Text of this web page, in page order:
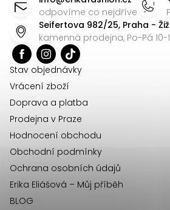
odpovíme co nejdříve
Seifertova 982/25, Praha -
kamenná prodejna, Po-Pá 10-
Stav objednávky
Vrácení zboží
Doprava a platba
Prodejna v Praze
Hodnocení obchodu
Obchodní podmínky
Ochrana osobních údajů
Erika Eliášová – Můj příběh
BLOG